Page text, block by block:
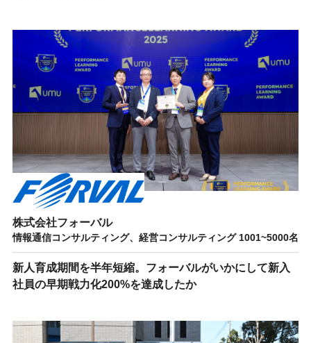
株式会社フォーバル
情報通信コンサルティング、経営コンサルティング 1001~5000名
新人育成期間を半年短縮。フォーバルがいかにして新入
社員の早期戦力化200%を達成したか